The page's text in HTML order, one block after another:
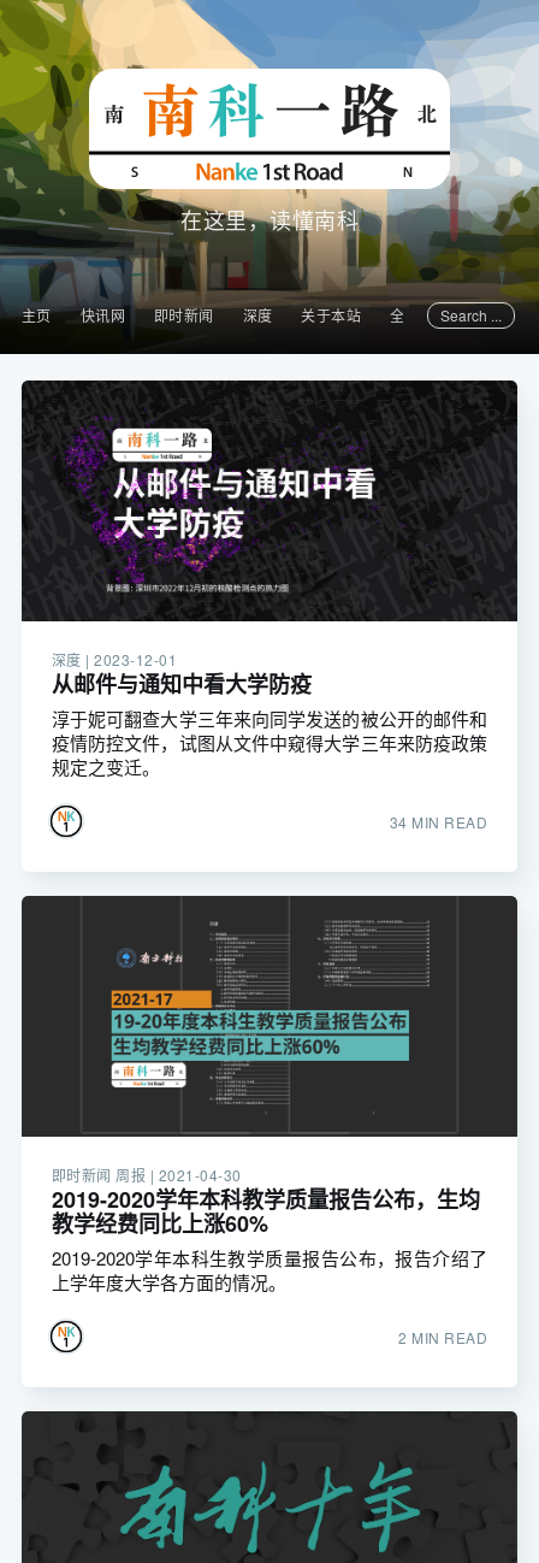
在这里，读懂南科
主页 快讯网 即时新闻 深度 关于本站 全部文章Search ...
深度 |2023-12-01
从邮件与通知中看大学防疫
淳于妮可翻查大学三年来向同学发送的被公开的邮件和
疫情防控文件，试图从文件中窥得大学三年来防疫政策
规定之变迁。
34 MIN READ
即时新闻 周报 | 2021-04-30
2019-2020学年本科教学质量报告公布，生均
教学经费同比上涨60%
2019-2020学年本科生教学质量报告公布，报告介绍了
上学年度大学各方面的情况。
2 MIN READ